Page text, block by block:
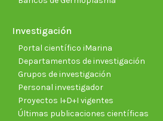
Investigación
Portal científico iMarina
Departamentos de investigación
Grupos de investigación
Personal investigador
Proyectos I+D+I vigentes
Últimas publicaciones científicas